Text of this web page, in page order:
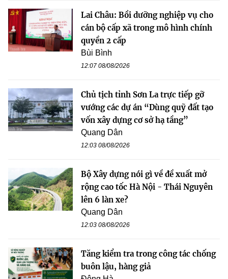
Lai Châu: Bồi dưỡng nghiệp vụ cho
cán bộ cấp xã trong mô hình chính
quyền 2 cấp
Bùi Bình
12:07 08/08/2026
Chủ tịch tỉnh Sơn La trực tiếp gỡ
vướng các dự án “Dùng quỹ đất tạo
vốn xây dựng cơ sở hạ tầng”
Quang Dân
12:03 08/08/2026
Bộ Xây dựng nói gì về đề xuất mở
rộng cao tốc Hà Nội - Thái Nguyên
lên 6 làn xe?
Quang Dân
12:03 08/08/2026
Tăng kiểm tra trong công tác chống
buôn lậu, hàng giả